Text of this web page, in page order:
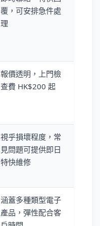
覆，可安排急件處
理
報價透明，上門檢
查費 HK$200 起
視乎損壞程度，常
見問題可提供即日
特快維修
涵蓋多種類型電子
產品，彈性配合客